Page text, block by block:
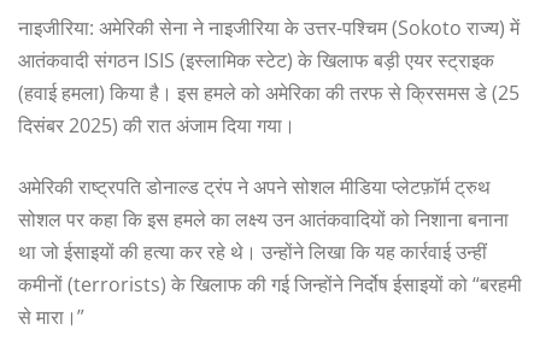
नाइजीरिया: अमेरिकी सेना ने नाइजीरिया के उत्तर-पश्चिम (Sokoto राज्य) में
आतंकवादी संगठन ISIS (इस्लामिक स्टेट) के खिलाफ बड़ी एयर स्ट्राइक
(हवाई हमला) किया है। इस हमले को अमेरिका की तरफ से क्रिसमस डे (25
दिसंबर 2025) की रात अंजाम दिया गया।
अमेरिकी राष्ट्रपति डोनाल्ड ट्रंप ने अपने सोशल मीडिया प्लेटफ़ॉर्म ट्रुथ
सोशल पर कहा कि इस हमले का लक्ष्य उन आतंकवादियों को निशाना बनाना
था जो ईसाइयों की हत्या कर रहे थे। उन्होंने लिखा कि यह कार्रवाई उन्हीं
कमीनों (terrorists) के खिलाफ की गई जिन्होंने निर्दोष ईसाइयों को “बरहमी
से मारा।”